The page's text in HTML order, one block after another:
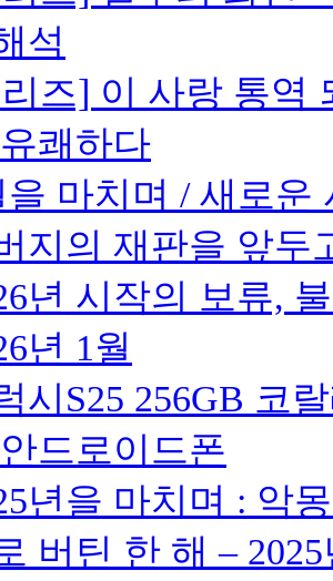
석
즈] 이 사랑 통역
쾌하다
을 마치며 / 새로운
지의 재판을 앞두
년 시작의 보류,
년 1월
시S25 256GB 코
드로이드폰
년을 마치며 : 악
버틴 한 해 –